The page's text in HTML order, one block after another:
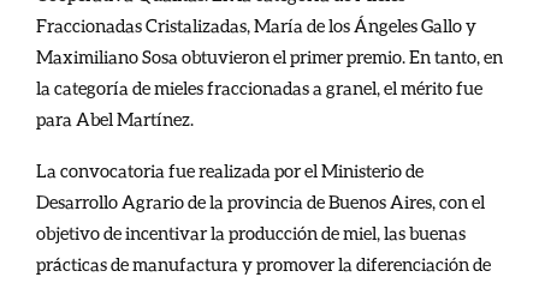
Fraccionadas Cristalizadas, María de los Ángeles Gallo y
Maximiliano Sosa obtuvieron el primer premio. En tanto, en
la categoría de mieles fraccionadas a granel, el mérito fue
para Abel Martínez.
La convocatoria fue realizada por el Ministerio de
Desarrollo Agrario de la provincia de Buenos Aires, con el
objetivo de incentivar la producción de miel, las buenas
prácticas de manufactura y promover la diferenciación de